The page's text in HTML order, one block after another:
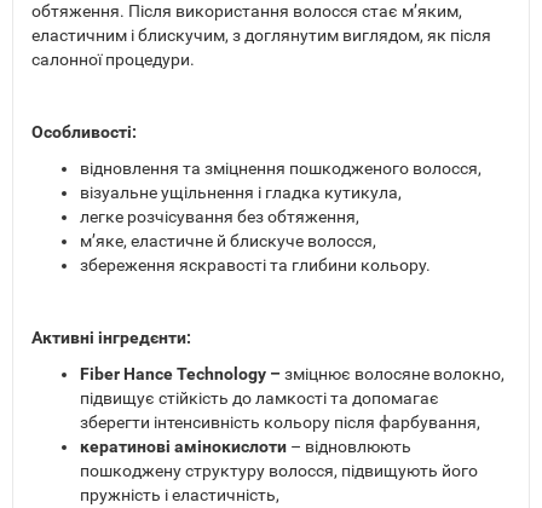
обтяження. Після використання волосся стає м’яким,
еластичним і блискучим, з доглянутим виглядом, як після
салонної процедури.
Особливості:
відновлення та зміцнення пошкодженого волосся,
візуальне ущільнення і гладка кутикула,
легке розчісування без обтяження,
м’яке, еластичне й блискуче волосся,
збереження яскравості та глибини кольору.
Активні інгредєнти:
Fiber Hance Technology – зміцнює волосяне волокно,
підвищує стійкість до ламкості та допомагає
зберегти інтенсивність кольору після фарбування,
кератинові амінокислоти – відновлюють
пошкоджену структуру волосся, підвищують його
пружність і еластичність,